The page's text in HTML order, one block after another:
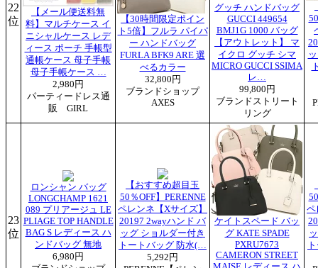
22
位
【メール便送料無
料】マルチケース イ
ニシャルケース レデ
ィース ポーチ 手帳型
通帳ケース 母子手帳
母子手帳ケース …
2,980円
パーティードレス通
販 GIRL
【30時間限定ポイン
ト5倍】フルラ パイパ
ー ハンドバッグ
FURLA BFK9 ARE 選
べるカラー
32,800円
ブランドショップ
AXES
グッチ ハンドバッグ
GUCCI 449654
BMJ1G 1000 バッグ
【アウトレット】 マ
イクロ グッチ シマ
MICRO GUCCI SSIMA
レ…
99,800円
ブランドストリート
リング
23
位
ロンシャン バッグ
LONGCHAMP 1621
089 プリアージュ LE
PLIAGE TOP HANDLE
BAG S レディース ハ
ンドバッグ 無地
6,980円
【おすすめ超目玉
50％OFF】PERENNE
ペレンネ【Xサイズ】
20197 2wayハンド バ
ッグ ショルダー付き
トートバッグ 防水(…
5,292円
ケイトスペード バッ
グ KATE SPADE
PXRU7673
CAMERON STREET
ペ